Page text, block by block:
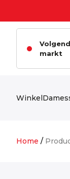
markt
Winkel
Home /